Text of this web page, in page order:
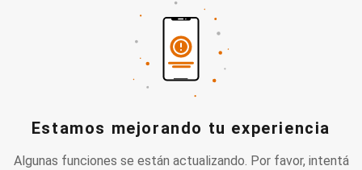
Estamos mejorando tu experiencia
Algunas funciones se están actualizando. Por favor, intentá